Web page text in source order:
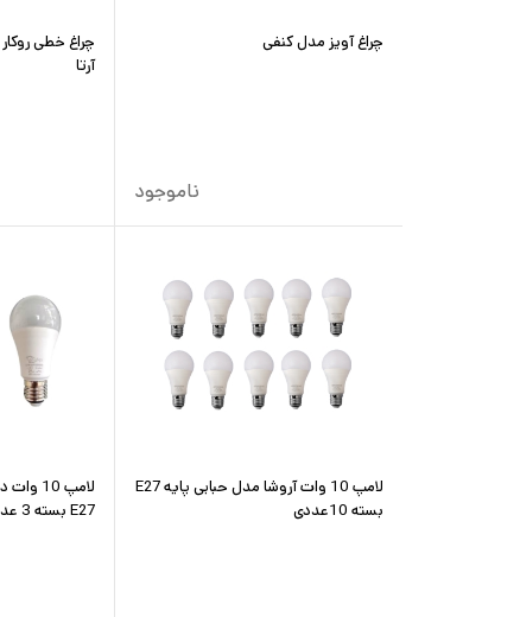
چراغ آویز مدل کنفی
ناموجود
آرتا
لامپ 10 وات آروشا مدل حبابی پایه E27
بسته 10عددی
E27 بسته 3 عددی